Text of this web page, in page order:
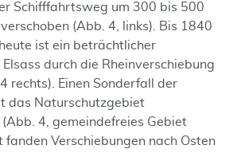
Schifffahrtsweg um 300 bis 500
(Abb. 4, links). Bis 1840
ist ein beträchtlicher
durch die Rheinverschiebung
rechts). Einen Sonderfall der
das Naturschutzgebiet
(Abb. 4, gemeindefreies Gebiet
fanden Verschiebungen nach Osten